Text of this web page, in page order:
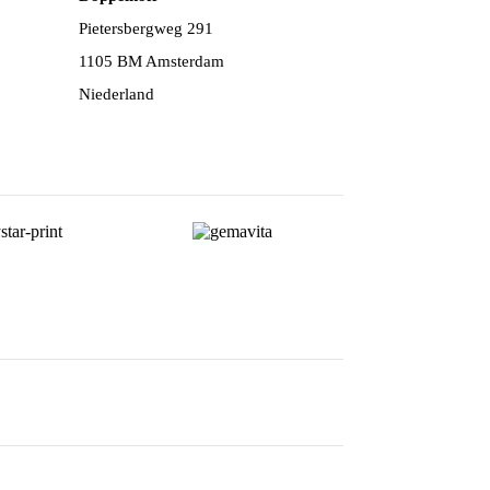
Pietersbergweg 291
1105 BM Amsterdam
Niederland